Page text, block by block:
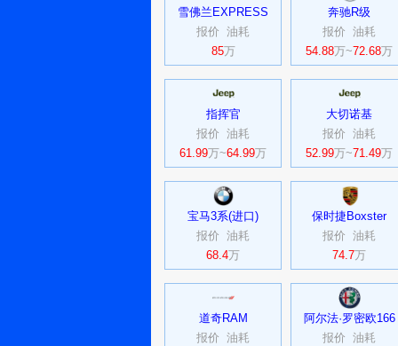
雪佛兰EXPRESS
报价 油耗
85万
奔驰R级
报价 油耗
54.88万~72.68万
指挥官
报价 油耗
61.99万~64.99万
大切诺基
报价 油耗
52.99万~71.49万
宝马3系(进口)
报价 油耗
68.4万
保时捷Boxster
报价 油耗
74.7万
道奇RAM
报价 油耗
阿尔法·罗密欧166
报价 油耗